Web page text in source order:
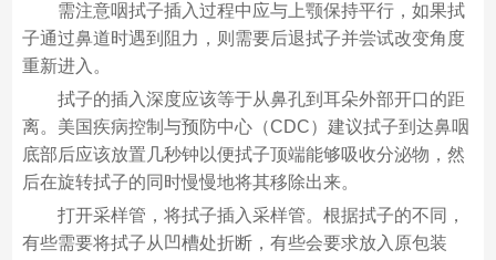
需注意咽拭子插入过程中应与上颚保持平行，如果拭
子通过鼻道时遇到阻力，则需要后退拭子并尝试改变角度
重新进入。
拭子的插入深度应该等于从鼻孔到耳朵外部开口的距
离。美国疾病控制与预防中心（CDC）建议拭子到达鼻咽
底部后应该放置几秒钟以便拭子顶端能够吸收分泌物，然
后在旋转拭子的同时慢慢地将其移除出来。
打开采样管，将拭子插入采样管。根据拭子的不同，
有些需要将拭子从凹槽处折断，有些会要求放入原包装